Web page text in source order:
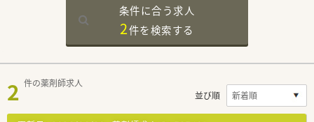
条件に合う求人
2件を検索する
2 件の薬剤師求人
並び順